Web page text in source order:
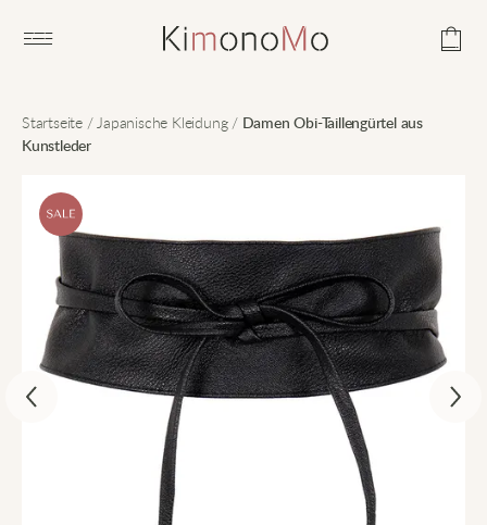
Open main menu
Startseite/Japanische Kleidung/ Damen Obi-Taillengürtel aus
Kunstleder